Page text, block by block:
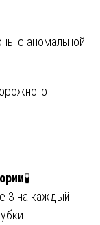
с аномальной
🧪
3 на каждый